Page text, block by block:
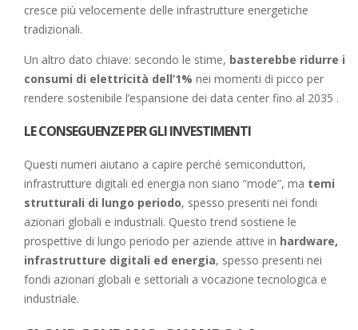
cresce più velocemente delle infrastrutture energetiche
tradizionali.
Un altro dato chiave: secondo le stime, basterebbe ridurre i
consumi di elettricità dell’1% nei momenti di picco per
rendere sostenibile l’espansione dei data center fino al 2035 .
LE CONSEGUENZE PER GLI INVESTIMENTI
Questi numeri aiutano a capire perché semiconduttori,
infrastrutture digitali ed energia non siano “mode”, ma temi
strutturali di lungo periodo, spesso presenti nei fondi
azionari globali e industriali. Questo trend sostiene le
prospettive di lungo periodo per aziende attive in hardware,
infrastrutture digitali ed energia, spesso presenti nei
fondi azionari globali e settoriali a vocazione tecnologica e
industriale.